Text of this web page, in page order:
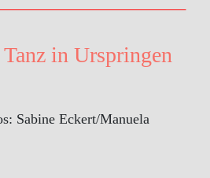
in Urspringen
Sabine Eckert/Manuela